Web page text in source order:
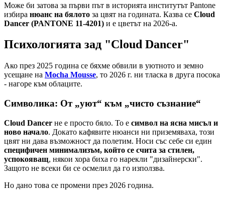
Може би затова за първи път в историята институтът Pantone
избира нюанс на бялото за цвят на годината. Казва се Cloud
Dancer (PANTONE 11-4201) и е цветът на 2026-а.
Психологията зад "Cloud Dancer"
Ако през 2025 година се бяхме обвили в уютното и земно
усещане на Mocha Mousse, то 2026 г. ни тласка в друга посока
- нагоре към облаците.
Символика: От „уют“ към „чисто съзнание“
Cloud Dancer не е просто бяло. То е символ на ясна мисъл и
ново начало. Докато кафявите нюанси ни приземяваха, този
цвят ни дава възможност да полетим. Носи със себе си един
специфичен минимализъм, който се счита за стилен,
успокояващ, някои хора биха го нарекли "дизайнерски".
Защото не всеки би се осмелил да го използва.
Но дано това се промени през 2026 година.